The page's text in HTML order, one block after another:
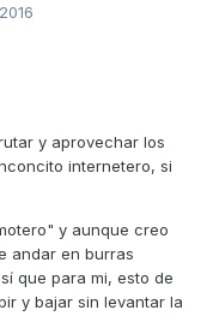
y aprovechar los
internetero, si
y aunque creo
andar en burras
que para mi, esto de
y bajar sin levantar la